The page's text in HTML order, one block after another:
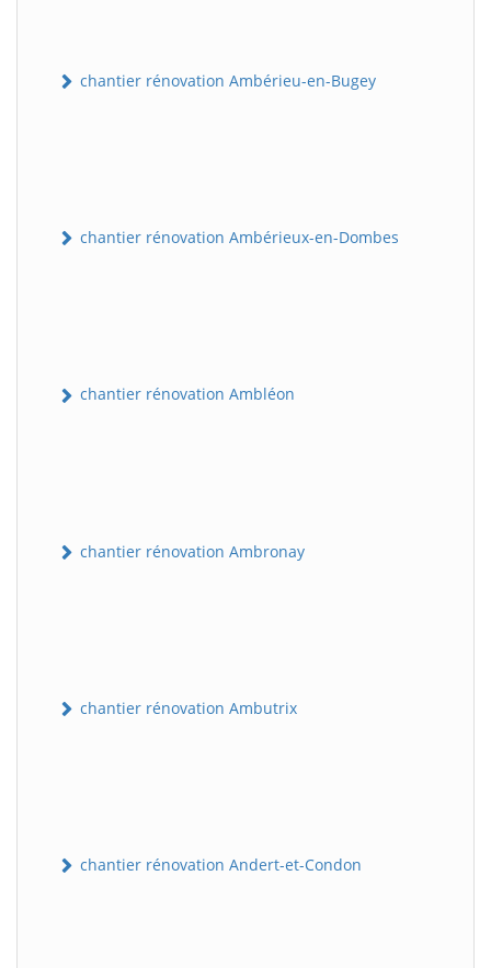
chantier rénovation Ambérieu-en-Bugey
chantier rénovation Ambérieux-en-Dombes
chantier rénovation Ambléon
chantier rénovation Ambronay
chantier rénovation Ambutrix
chantier rénovation Andert-et-Condon